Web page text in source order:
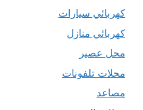
كهربائي سيارات
كهربائي منازل
محل عصير
محلات تلفونات
مصاعد